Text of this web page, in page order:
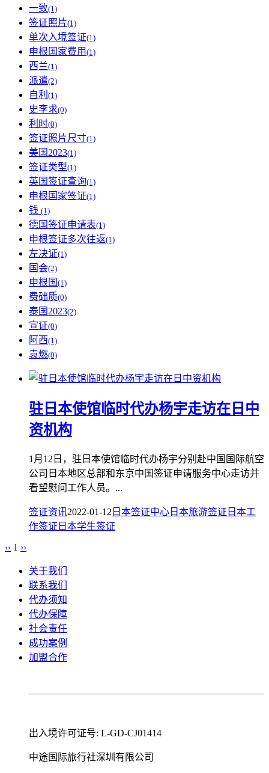
一致(1)
签证照片(1)
单次入境签证(1)
申根国家费用 (1)
西兰(1)
派遣(2)
自利 (1)
史李求(0)
利时(0)
签证照片尺寸(1)
美国2023(1)
签证类型(1)
英国签证查询(1)
申根国家签证(1)
钱 (1)
德国签证申请表(1)
申根签证多次往返(1)
左决证(1)
国会(2)
申根国 (1)
费础质(0)
泰国2023(2)
宣证(0)
阿西(1)
袁燃(0)
驻日本使馆临时代办杨宇走访在日中
资机构
1月12日，驻日本使馆临时代办杨宇分别赴中国国际航空
公司日本地区总部和东京中国签证申请服务中心走访并
看望慰问工作人员。...
签证资讯2022-01-12 日本签证中心 日本旅游签证 日本工
作签证 日本学生签证
‹‹ 1 ››
关于我们
联系我们
代办须知
代办保障
社会责任
成功案例
加盟合作
出入境许可证号: L-GD-CJ01414
中途国际旅行社深圳有限公司